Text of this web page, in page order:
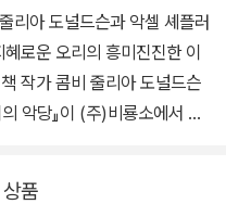
리아 도널드슨과 악셀 셰플러
악당』이 (주)비룡소에서 출
있는 상상력과 악셀 셰플러의
품